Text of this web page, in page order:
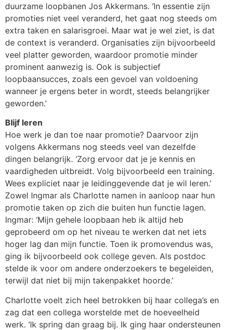
duurzame loopbanen Jos Akkermans. ‘In essentie zijn
promoties niet veel veranderd, het gaat nog steeds om
extra taken en salarisgroei. Maar wat je wel ziet, is dat
de context is veranderd. Organisaties zijn bijvoorbeeld
veel platter geworden, waardoor promotie minder
prominent aanwezig is. Ook is subjectief
loopbaansucces, zoals een gevoel van voldoening
wanneer je ergens beter in wordt, steeds belangrijker
geworden.’
Blijf leren
Hoe werk je dan toe naar promotie? Daarvoor zijn
volgens Akkermans nog steeds veel van dezelfde
dingen belangrijk. ‘Zorg ervoor dat je je kennis en
vaardigheden uitbreidt. Volg bijvoorbeeld een training.
Wees expliciet naar je leidinggevende dat je wil leren.’
Zowel Ingmar als Charlotte namen in aanloop naar hun
promotie taken op zich die buiten hun functie lagen.
Ingmar: ‘Mijn gehele loopbaan heb ik altijd heb
geprobeerd om op het niveau te werken dat net iets
hoger lag dan mijn functie. Toen ik promovendus was,
ging ik bijvoorbeeld ook college geven. Als postdoc
stelde ik voor om andere onderzoekers te begeleiden,
terwijl dat niet bij mijn takenpakket hoorde.’
Charlotte voelt zich heel betrokken bij haar collega’s en
zag dat een collega worstelde met de hoeveelheid
werk. ‘Ik spring dan graag bij. Ik ging haar ondersteunen